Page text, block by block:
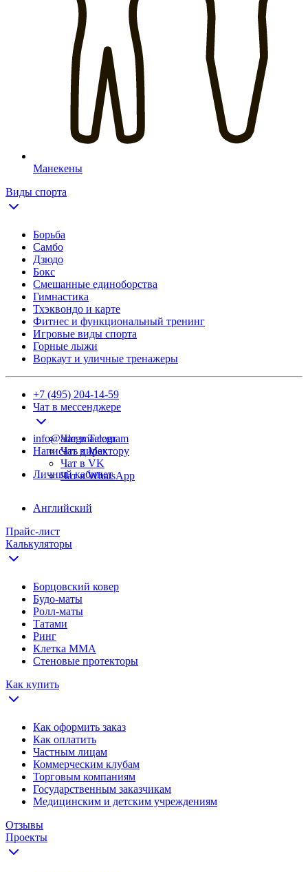
Манекены
Виды спорта
Борьба
Самбо
Дзюдо
Бокс
Смешанные единоборства
Гимнастика
Тхэквондо и карте
Фитнес и функциональный тренинг
Игровые виды спорта
Горные лыжи
Воркаут и уличные тренажеры
+7 (495) 204-14-59
Чат в мессенджере
Чат в Telegram
Чат в Max
Чат в VK
Чат в WhatsApp
info@adegma.com
Написать директору
Личный кабинет
Английский
Прайс-лист
Калькуляторы
Борцовский ковер
Будо-маты
Ролл-маты
Татами
Ринг
Клетка ММА
Стеновые протекторы
Как купить
Как оформить заказ
Как оплатить
Частным лицам
Коммерческим клубам
Торговым компаниям
Государственным заказчикам
Медицинским и детским учреждениям
Отзывы
Проекты